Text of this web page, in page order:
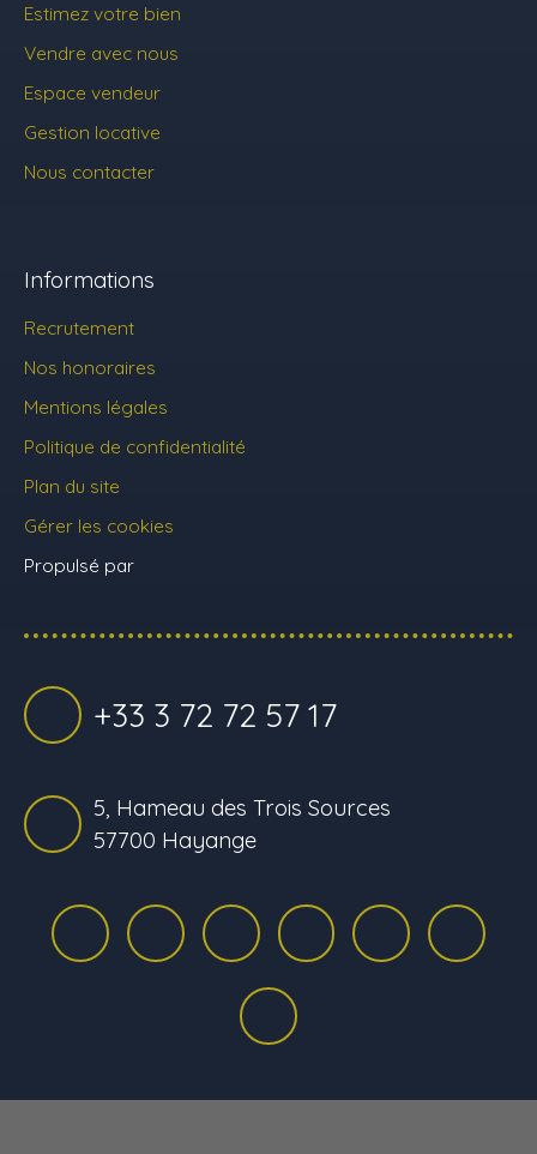
Estimez votre bien
Vendre avec nous
Espace vendeur
Gestion locative
Nous contacter
Informations
Recrutement
Nos honoraires
Mentions légales
Politique de confidentialité
Plan du site
Gérer les cookies
Propulsé par
+33 3 72 72 57 17
5, Hameau des Trois Sources
57700 Hayange